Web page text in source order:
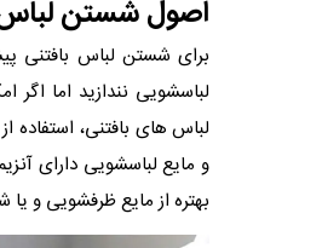
اصول شستن لباس
برای شستن لباس بافتنی
لباسشویی نندازید اما
لباس های بافتنی،
و مایع لباسشویی دارای
بهتره از مایع ظرفشویی و